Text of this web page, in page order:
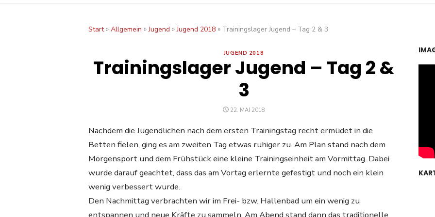
Start» Allgemein »Jugend »Jugend 2018 » Trainingslager Jugend – Tag 2 & 3
JUGEND 2018
Trainingslager Jugend – Tag 2 &
3
POSTED
22. MAI 2018
Nachdem die Jugendlichen nach dem ersten Trainingstag recht ermüdet in die
Betten fielen, ging es am zweiten Tag etwas ruhiger zu. Am Plan stand nach dem
Morgensport und dem Frühstück eine kleine Trainingseinheit am Vormittag. Dabei
wurde darauf geachtet, dass das am Vortag erlernte gefestigt und noch ein klein
wenig verbessert wurde.
Den Nachmittag verbrachten wir im Frei- bzw. Hallenbad um ein wenig zu